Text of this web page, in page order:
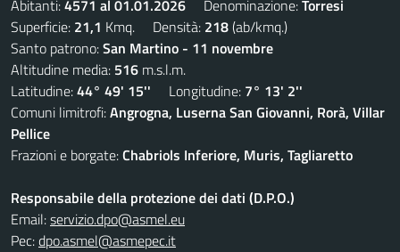
Abitanti:4571 al 01.01.2026 Denominazione:Torresi
Superficie: 21,1 Kmq. Densità: 218(ab/kmq.)
Santo patrono:San Martino - 11 novembre
Altitudine media: 516 m.s.l.m.
Latitudine:44° 49' 15'' Longitudine: 7° 13' 2''
Comuni limitrofi:Angrogna, Luserna San Giovanni, Rorà, Villar
Pellice
Frazioni e borgate:Chabriols Inferiore, Muris, Tagliaretto
Responsabile della protezione dei dati (D.P.O.)
Email:servizio.dpo@asmel.eu
Pec:dpo.asmel@asmepec.it